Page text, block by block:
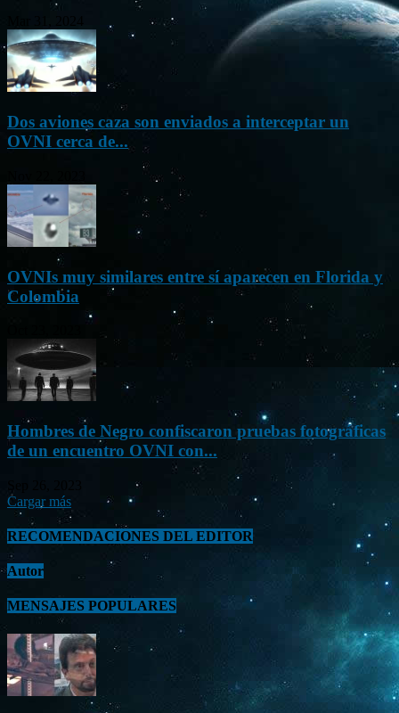
Dos aviones caza son enviados a interceptar un
OVNI cerca de...
OVNIs muy similares entre sí aparecen en Florida y
Colombia
Hombres de Negro confiscaron pruebas fotográficas
de un encuentro OVNI con...
Cargar más
RECOMENDACIONES DEL EDITOR
Autor
MENSAJES POPULARES